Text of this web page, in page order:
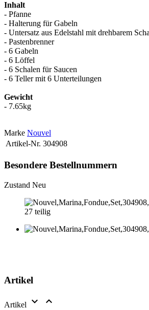
Inhalt
- Pfanne
- Halterung für Gabeln
- Untersatz aus Edelstahl mit drehbarem
- Pastenbrenner
- 6 Gabeln
- 6 Löffel
- 6 Schalen für Saucen
- 6 Teller mit 6 Unterteilungen
Gewicht
- 7.65kg
Marke Nouvel
Artikel-Nr. 304908
Besondere Bestellnummern
Zustand Neu
27 teilig
Artikel
Artikel  